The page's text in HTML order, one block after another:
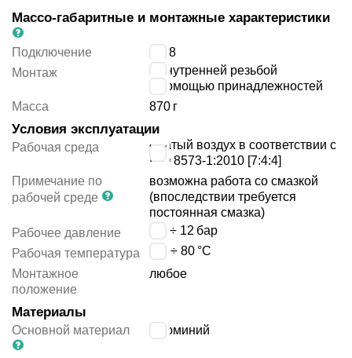
Массо-габаритные и монтажные характеристики
Подключение
G1/8
Монтаж
с внутренней резьбой
с помощью принадлежностей
Масса
870 г
Условия эксплуатации
Рабочая среда
сжатый воздух в соответствии с
ISO 8573-1:2010 [7:4:4]
Примечание по
рабочей среде
возможна работа со смазкой
(впоследствии требуется
постоянная смазка)
Рабочее давление
0.6 ÷ 12 бар
Рабочая температура
-20 ÷ 80 °C
Монтажное
положение
любое
Материалы
Основной материал алюминий